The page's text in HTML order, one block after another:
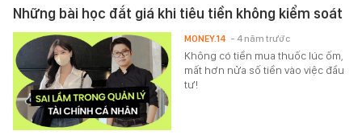
Những bài học đắt giá khi tiêu tiền không kiểm soát
Không có tiền mua thuốc lúc ốm,
mất hơn nửa số tiền vào việc đầu
tư!
MONEY.14 - 4 năm trước